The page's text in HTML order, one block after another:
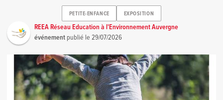
PETITE-ENFANCE EXPOSITION
REEA Réseau Education à l'Environnement Auvergne
événement publié le29/07/2026